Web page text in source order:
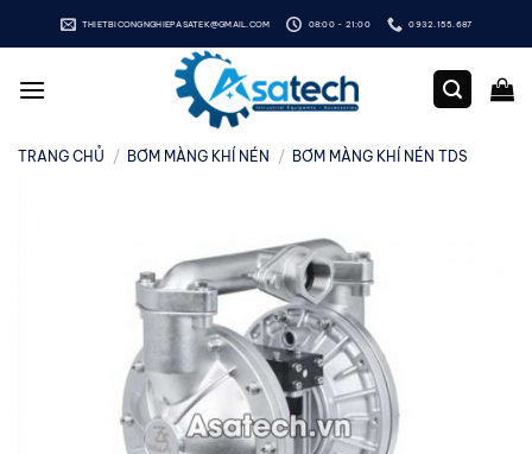
qua
dung
THIETBICONGNGHIEPASATEK@GMAIL.COM 08:00 - 21:00 0932.155.687
TRANG CHỦ / BƠM MÀNG KHÍ NÉN / BƠM MÀNG KHÍ NÉN TDS